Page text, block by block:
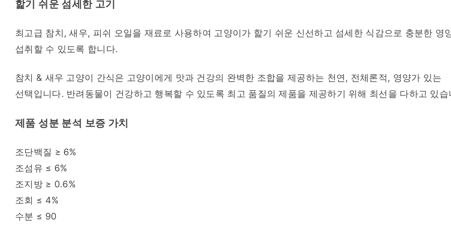
핥기 쉬운 섬세한 고기
최고급 참치, 새우, 피쉬 오일을 재료로 사용하여 고양이가 핥기 쉬운 신선하고 섬세한 식감으로 충분한 영
섭취할 수 있도록 합니다.
참치 & 새우 고양이 간식은 고양이에게 맛과 건강의 완벽한 조합을 제공하는 천연, 전체론적, 영양가 있는
선택입니다. 반려동물이 건강하고 행복할 수 있도록 최고 품질의 제품을 제공하기 위해 최선을 다하고 있습
제품 성분 분석 보증 가치
조단백질 ≥ 6%
조섬유 ≤ 6%
조지방 ≥ 0.6%
조회 ≤ 4%
수분 ≤ 90